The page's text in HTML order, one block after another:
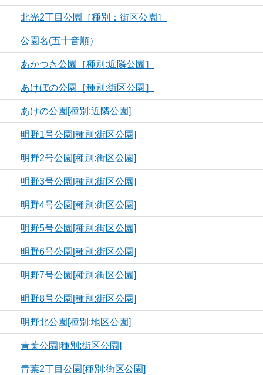
北光2丁目公園［種別：街区公園］
公園名(五十音順）
あかつき公園［種別:近隣公園］
あけぼの公園［種別:街区公園］
あけの公園[種別:近隣公園]
明野1号公園[種別:街区公園]
明野2号公園[種別:街区公園]
明野3号公園[種別:街区公園]
明野4号公園[種別:街区公園]
明野5号公園[種別:街区公園]
明野6号公園[種別:街区公園]
明野7号公園[種別:街区公園]
明野8号公園[種別:街区公園]
明野北公園[種別:地区公園]
青葉公園[種別:街区公園]
青葉2丁目公園[種別:街区公園]